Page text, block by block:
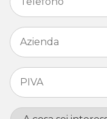
Azienda
PIVA
Interesse